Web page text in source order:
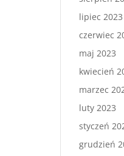
lipiec 2023
czerwiec
maj 2023
kwiecień
marzec
luty 2023
styczeń
grudzień